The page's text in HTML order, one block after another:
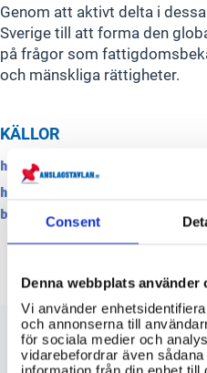
Consent
Denna webbplats använder
Vi använder
och annonserna till
för sociala medier och
vidarebefordrar även
Genom att aktivt delta i
Sverige till att forma den
på frågor som
och mänskliga rättigheter.
KÄLLOR
https://www.sida.se/
https://www.sida.se/sa-
bistandet/multilaterala-
sida.se